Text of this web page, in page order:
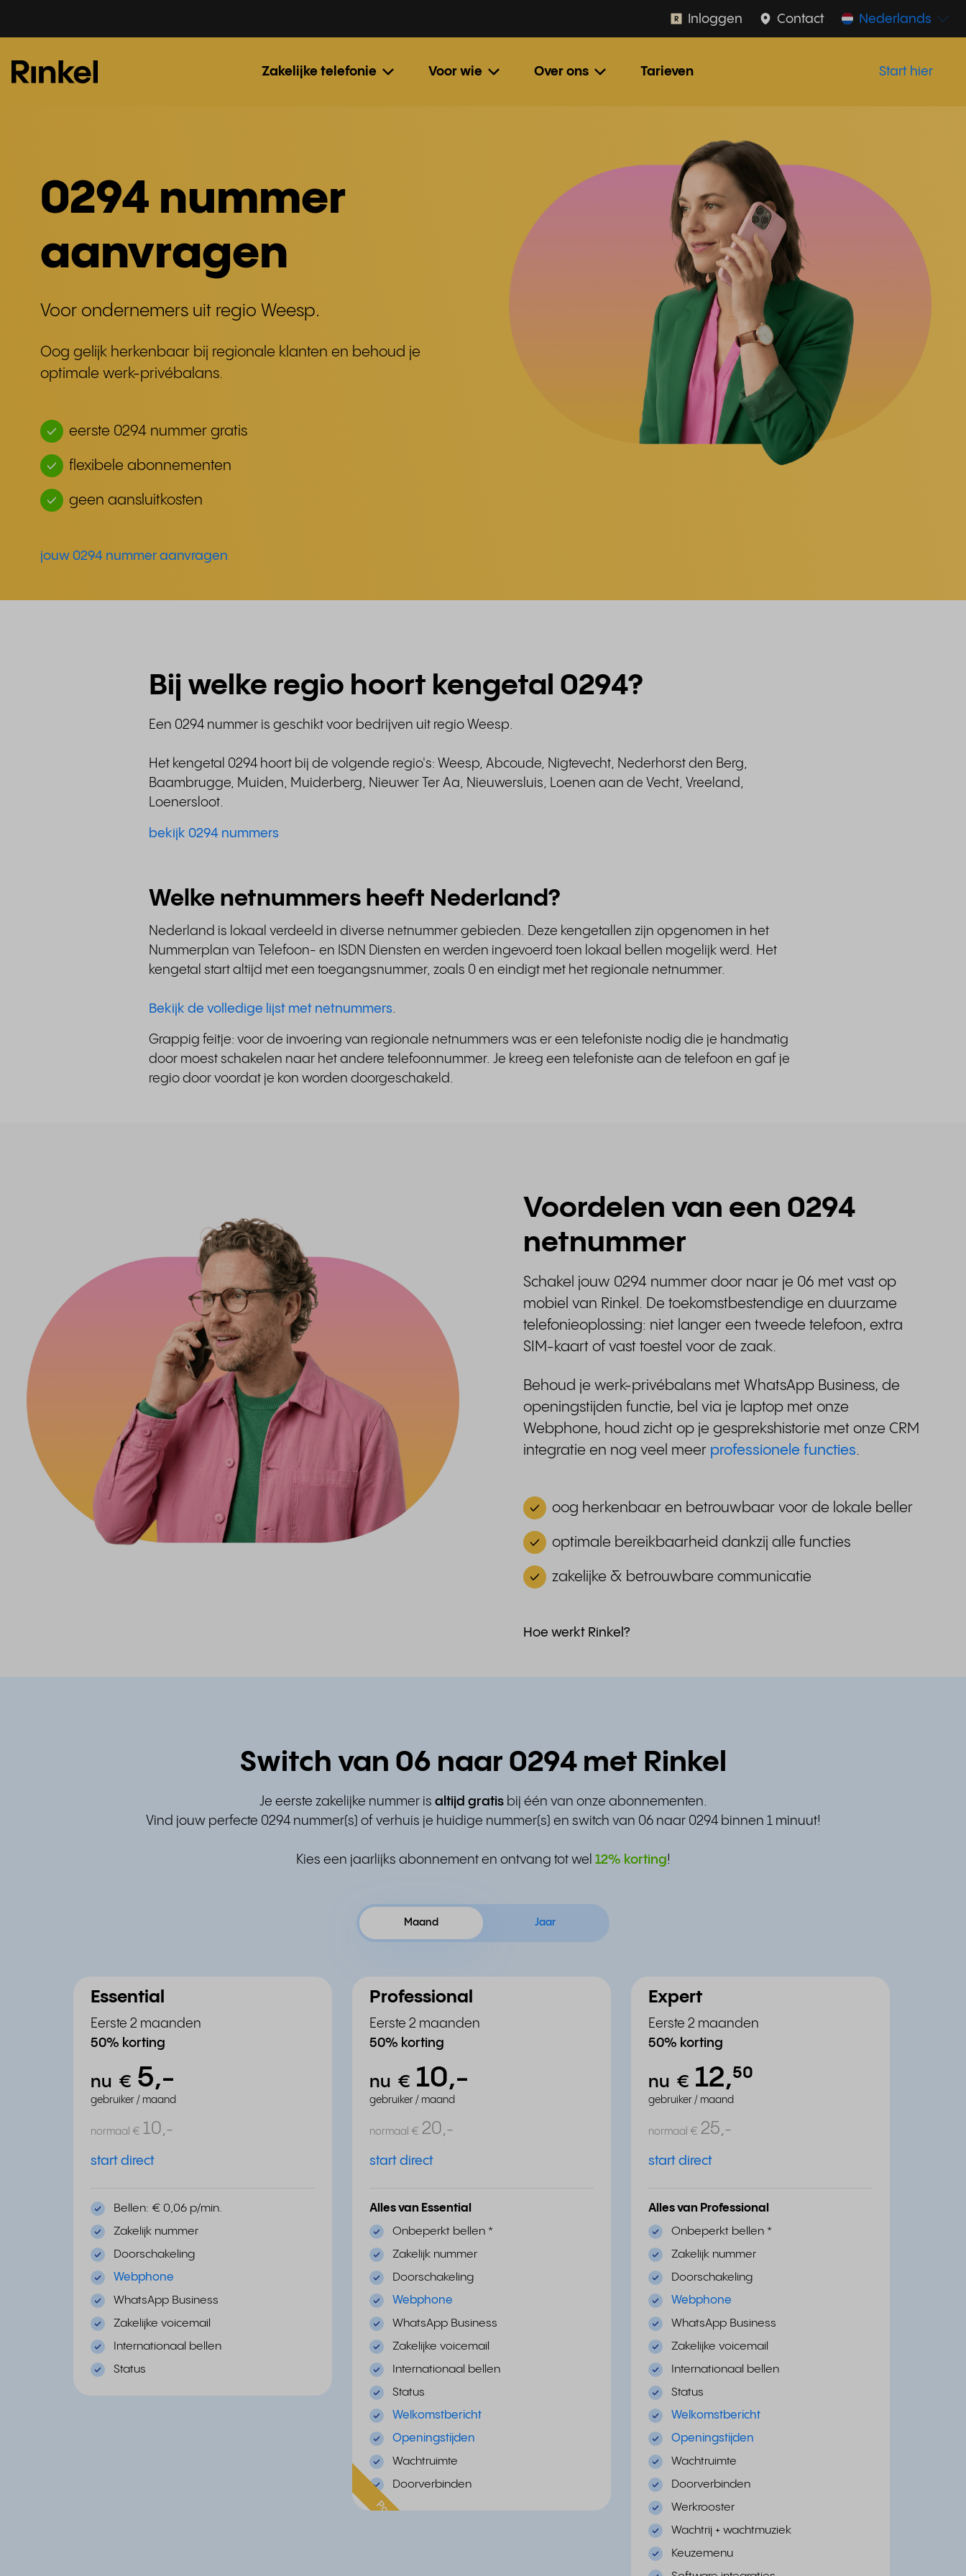
Zakelijke telefonie Voor wie Over ons Tarieven
Nederlands
Contact
Inloggen
Start hier
0294 nummer
aanvragen
Voor ondernemers uit regio Weesp.
Oog gelijk herkenbaar bij regionale klanten en behoud je
optimale werk-privébalans.
eerste 0294 nummer gratis
flexibele abonnementen
geen aansluitkosten
jouw 0294 nummer aanvragen
Bij welke regio hoort kengetal 0294?
Een 0294 nummer is geschikt voor bedrijven uit regio Weesp.
Het kengetal 0294 hoort bij de volgende regio's: Weesp, Abcoude, Nigtevecht, Nederhorst den Berg,
Baambrugge, Muiden, Muiderberg, Nieuwer Ter Aa, Nieuwersluis, Loenen aan de Vecht, Vreeland,
Loenersloot.
bekijk 0294 nummers
Welke netnummers heeft Nederland?
Nederland is lokaal verdeeld in diverse netnummer gebieden. Deze kengetallen zijn opgenomen in het
Nummerplan van Telefoon- en ISDN Diensten en werden ingevoerd toen lokaal bellen mogelijk werd. Het
kengetal start altijd met een toegangsnummer, zoals 0 en eindigt met het regionale netnummer.
Bekijk de volledige lijst met netnummers.
Grappig feitje: voor de invoering van regionale netnummers was er een telefoniste nodig die je handmatig
door moest schakelen naar het andere telefoonnummer. Je kreeg een telefoniste aan de telefoon en gaf je
regio door voordat je kon worden doorgeschakeld.
Voordelen van een 0294
netnummer
Schakel jouw 0294 nummer door naar je 06 met vast op
mobiel van Rinkel. De toekomstbestendige en duurzame
telefonieoplossing: niet langer een tweede telefoon, extra
SIM-kaart of vast toestel voor de zaak.
Behoud je werk-privébalans met WhatsApp Business, de
openingstijden functie, bel via je laptop met onze
Webphone, houd zicht op je gesprekshistorie met onze CRM
integratie en nog veel meer professionele functies.
oog herkenbaar en betrouwbaar voor de lokale beller
optimale bereikbaarheid dankzij alle functies
zakelijke & betrouwbare communicatie
Hoe werkt Rinkel?
Switch van 06 naar 0294 met Rinkel
Je eerste zakelijke nummer is altijd gratisbij één van onze abonnementen.
Vind jouw perfecte 0294 nummer(s) of verhuis je huidige nummer(s) en switch van 06 naar 0294 binnen 1 minuut!
Kies een jaarlijks abonnement en ontvang tot wel 12% korting!
Maand Jaar
Essential
Eerste 2 maanden
50% korting
nu € 5,-
gebruiker / maand
normaal € 10,-
start direct
Bellen: € 0,06 p/min.
Zakelijk nummer
Doorschakeling
Webphone
WhatsApp Business
Zakelijke voicemail
Internationaal bellen
Status
Professional
Eerste 2 maanden
50% korting
nu € 10,-
gebruiker / maand
normaal € 20,-
start direct
Alles van Essential
Onbeperkt bellen *
Zakelijk nummer
Doorschakeling
Webphone
WhatsApp Business
Zakelijke voicemail
Internationaal bellen
Status
Welkomstbericht
Openingstijden
Wachtruimte
Doorverbinden
Populair
Expert
Eerste 2 maanden
50% korting
nu € 12,⁵⁰
gebruiker / maand
normaal € 25,-
start direct
Alles van Professional
Onbeperkt bellen *
Zakelijk nummer
Doorschakeling
Webphone
WhatsApp Business
Zakelijke voicemail
Internationaal bellen
Status
Welkomstbericht
Openingstijden
Wachtruimte
Doorverbinden
Werkrooster
Wachtrij + wachtmuziek
Keuzemenu